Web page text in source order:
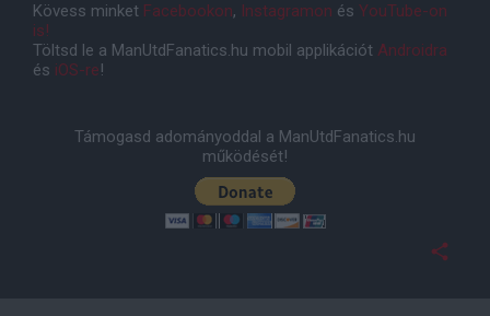
Kövess minket Facebookon, Instagramon és YouTube-on
is!
Töltsd le a ManUtdFanatics.hu mobil applikációt Androidra
és iOS-re!
Támogasd adományoddal a ManUtdFanatics.hu
működését!